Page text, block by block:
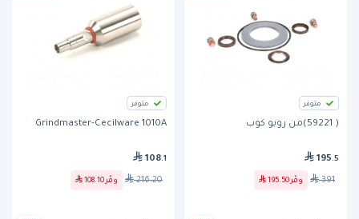
متوفر
( 59221)من روبو كوب
195 .5
391 وفّر 195.50
متوفر
Grindmaster-Cecilware 1010A
108.1
216.20 وفّر 108.10